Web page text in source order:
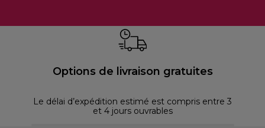
Options de livraison gratuites
Le délai d’expédition estimé est compris entre 3
et 4 jours ouvrables